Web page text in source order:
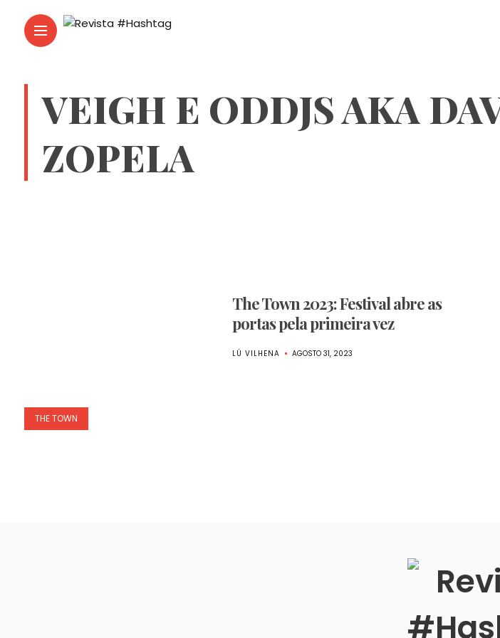
VEIGH E ODDJS AKA
ZOPELA
THE TOWN
The Town 2023: Festival abre as
portas pela primeira vez
LÚ VILHENA AGOSTO 31, 2023